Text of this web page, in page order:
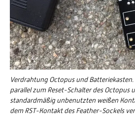
Verdrahtung Octopus und
parallel zum Reset-Schalter des Octopus
standardmäßig unbenutzten weißen
dem RST-Kontakt des Feather-Sockels